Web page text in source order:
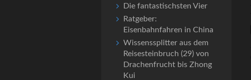
Die fantastischsten Vier
Ratgeber:
Eisenbahnfahren in China
Wissenssplitter aus dem
Reisesteinbruch (29) von
Drachenfrucht bis Zhong
Kui